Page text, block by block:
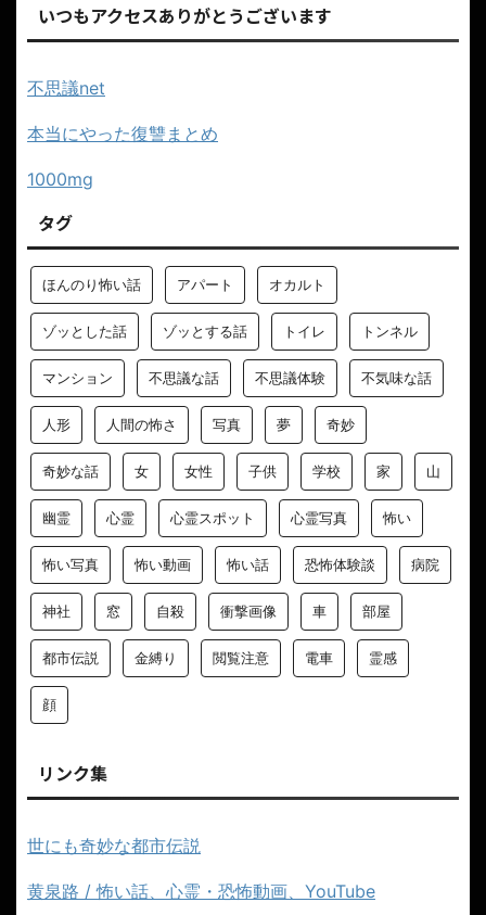
いつもアクセスありがとうございます
不思議net
本当にやった復讐まとめ
1000mg
タグ
ほんのり怖い話 アパート オカルト
ゾッとした話 ゾッとする話 トイレ トンネル
マンション 不思議な話 不思議体験 不気味な話
人形 人間の怖さ 写真 夢 奇妙
奇妙な話 女 女性 子供 学校 家 山
幽霊 心霊 心霊スポット 心霊写真 怖い
怖い写真 怖い動画 怖い話 恐怖体験談 病院
神社 窓 自殺 衝撃画像 車 部屋
都市伝説 金縛り 閲覧注意 電車 霊感
顔
リンク集
世にも奇妙な都市伝説
黄泉路 / 怖い話、心霊・恐怖動画、YouTube